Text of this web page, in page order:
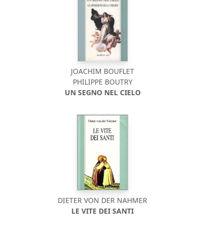
JOACHIM BOUFLET
PHILIPPE BOUTRY
UN SEGNO NEL CIELO
DIETER VON DER NAHMER
LE VITE DEI SANTI